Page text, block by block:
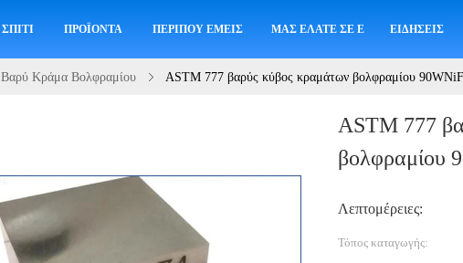
ΣΠΊΤΙ ΠΡΟΪΌΝΤΑ ΠΕΡΊΠΟΥ ΕΜΕΊΣ ΜΑΣ ΕΛΆΤΕ ΣΕ ΕΠΑΦΉ ΜΕΕΙΔΉΣΕΙΣ
Βαρύ Κράμα Βολφραμίου ASTM 777 βαρύς κύβος κραμάτων βολφραμίου
ASTM 777
βολφραμίου
Λεπτομέρειες:
Τόπος καταγωγής: